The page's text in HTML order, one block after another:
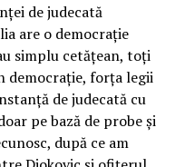
de judecată
are o democrație
simplu cetățean, toți
democrație, forța legii
de judecată cu
pe bază de probe și
după ce am